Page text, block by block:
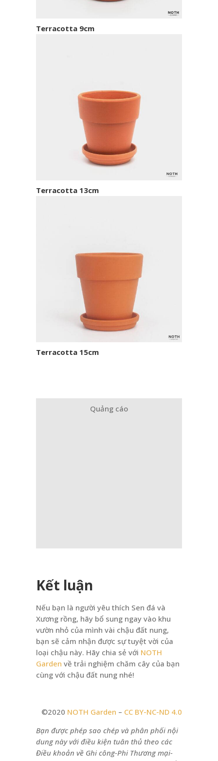
Terracotta 9cm
Terracotta 13cm
Terracotta 15cm
Quảng cáo
Kết luận
Nếu bạn là người yêu thích Sen đá và
Xương rồng, hãy bổ sung ngay vào khu
vườn nhỏ của mình vài chậu đất nung,
bạn sẽ cảm nhận được sự tuyệt vời của
loại chậu này. Hãy chia sẻ với NOTH
Garden về trải nghiệm chăm cây của bạn
cùng với chậu đất nung nhé!
©2020 NOTH Garden – CC BY-NC-ND 4.0
Bạn được phép sao chép và phân phối nội
dung này với điều kiện tuân thủ theo các
Điều khoản về Ghi công-Phi Thương mại-